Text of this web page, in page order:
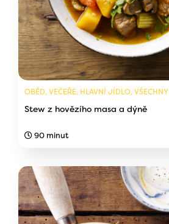
OBĚD, VEČEŘE, HLAVNÍ JÍDLO, VŠECHNY
Stew z hovězího masa a dýně
90 minut